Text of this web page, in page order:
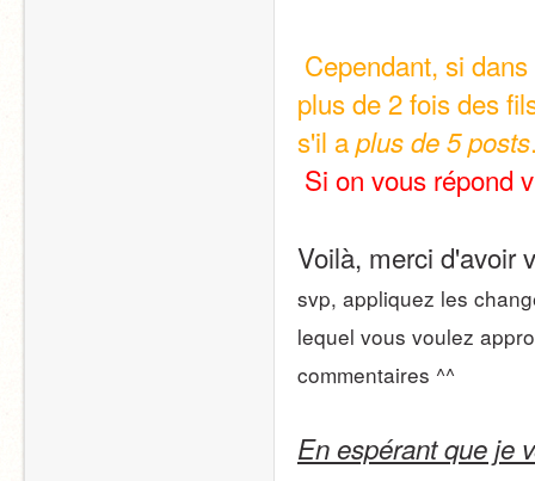
plus de 2 fois des
s'il a plus de 5 posts
Si on vous répond
Voilà, merci d'avoir
svp, appliquez les
lequel vous voulez
commentaires ^^
En espérant que je